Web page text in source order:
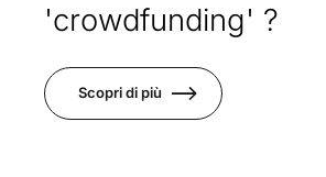
'crowdfunding' ?
Scopri di più